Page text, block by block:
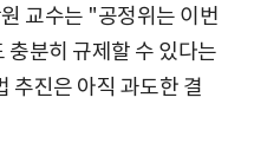
교수는 "공정위는 이번
분히 규제할 수 있다는
추진은 아직 과도한 결